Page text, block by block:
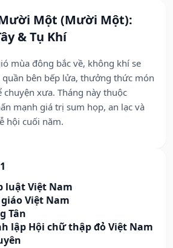
Một (Mười Một):
& Tụ Khí
mùa đông bắc về, không khí se
bên bếp lửa, thưởng thức món
xưa. Tháng này thuộc
mạnh giá trị sum họp, an lạc và
hội cuối năm.
luật Việt Nam
Việt Nam
Tân
lập Hội chữ thập đỏ Việt Nam